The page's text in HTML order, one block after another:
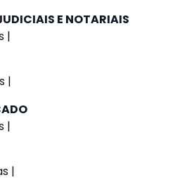
E NOTARIAIS
|
|
|
|